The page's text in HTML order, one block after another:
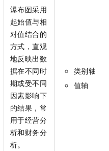
瀑布图采用
起始值与相
对值结合的
方式，直观
地反映出数
据在不同时
期或受不同
因素影响下
的结果，常
用于经营分
析和财务分
析。
类别轴
值轴